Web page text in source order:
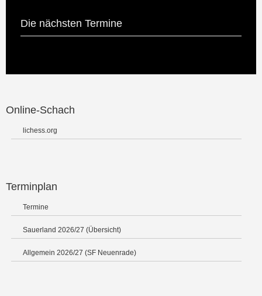
Die nächsten Termine
Online-Schach
lichess.org
Terminplan
Termine
Sauerland 2026/27 (Übersicht)
Allgemein 2026/27 (SF Neuenrade)